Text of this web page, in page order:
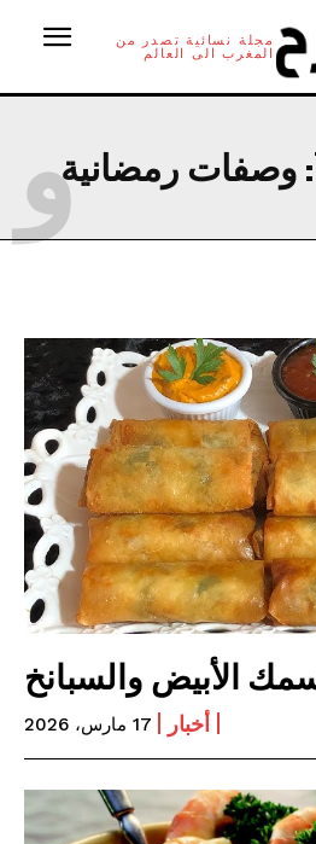
مجلة نسائية تصدر من
المغرب الى العالم
وصفات رمضانيةو
الأبيض والسبانخ
أخبار 17 مارس، 2026